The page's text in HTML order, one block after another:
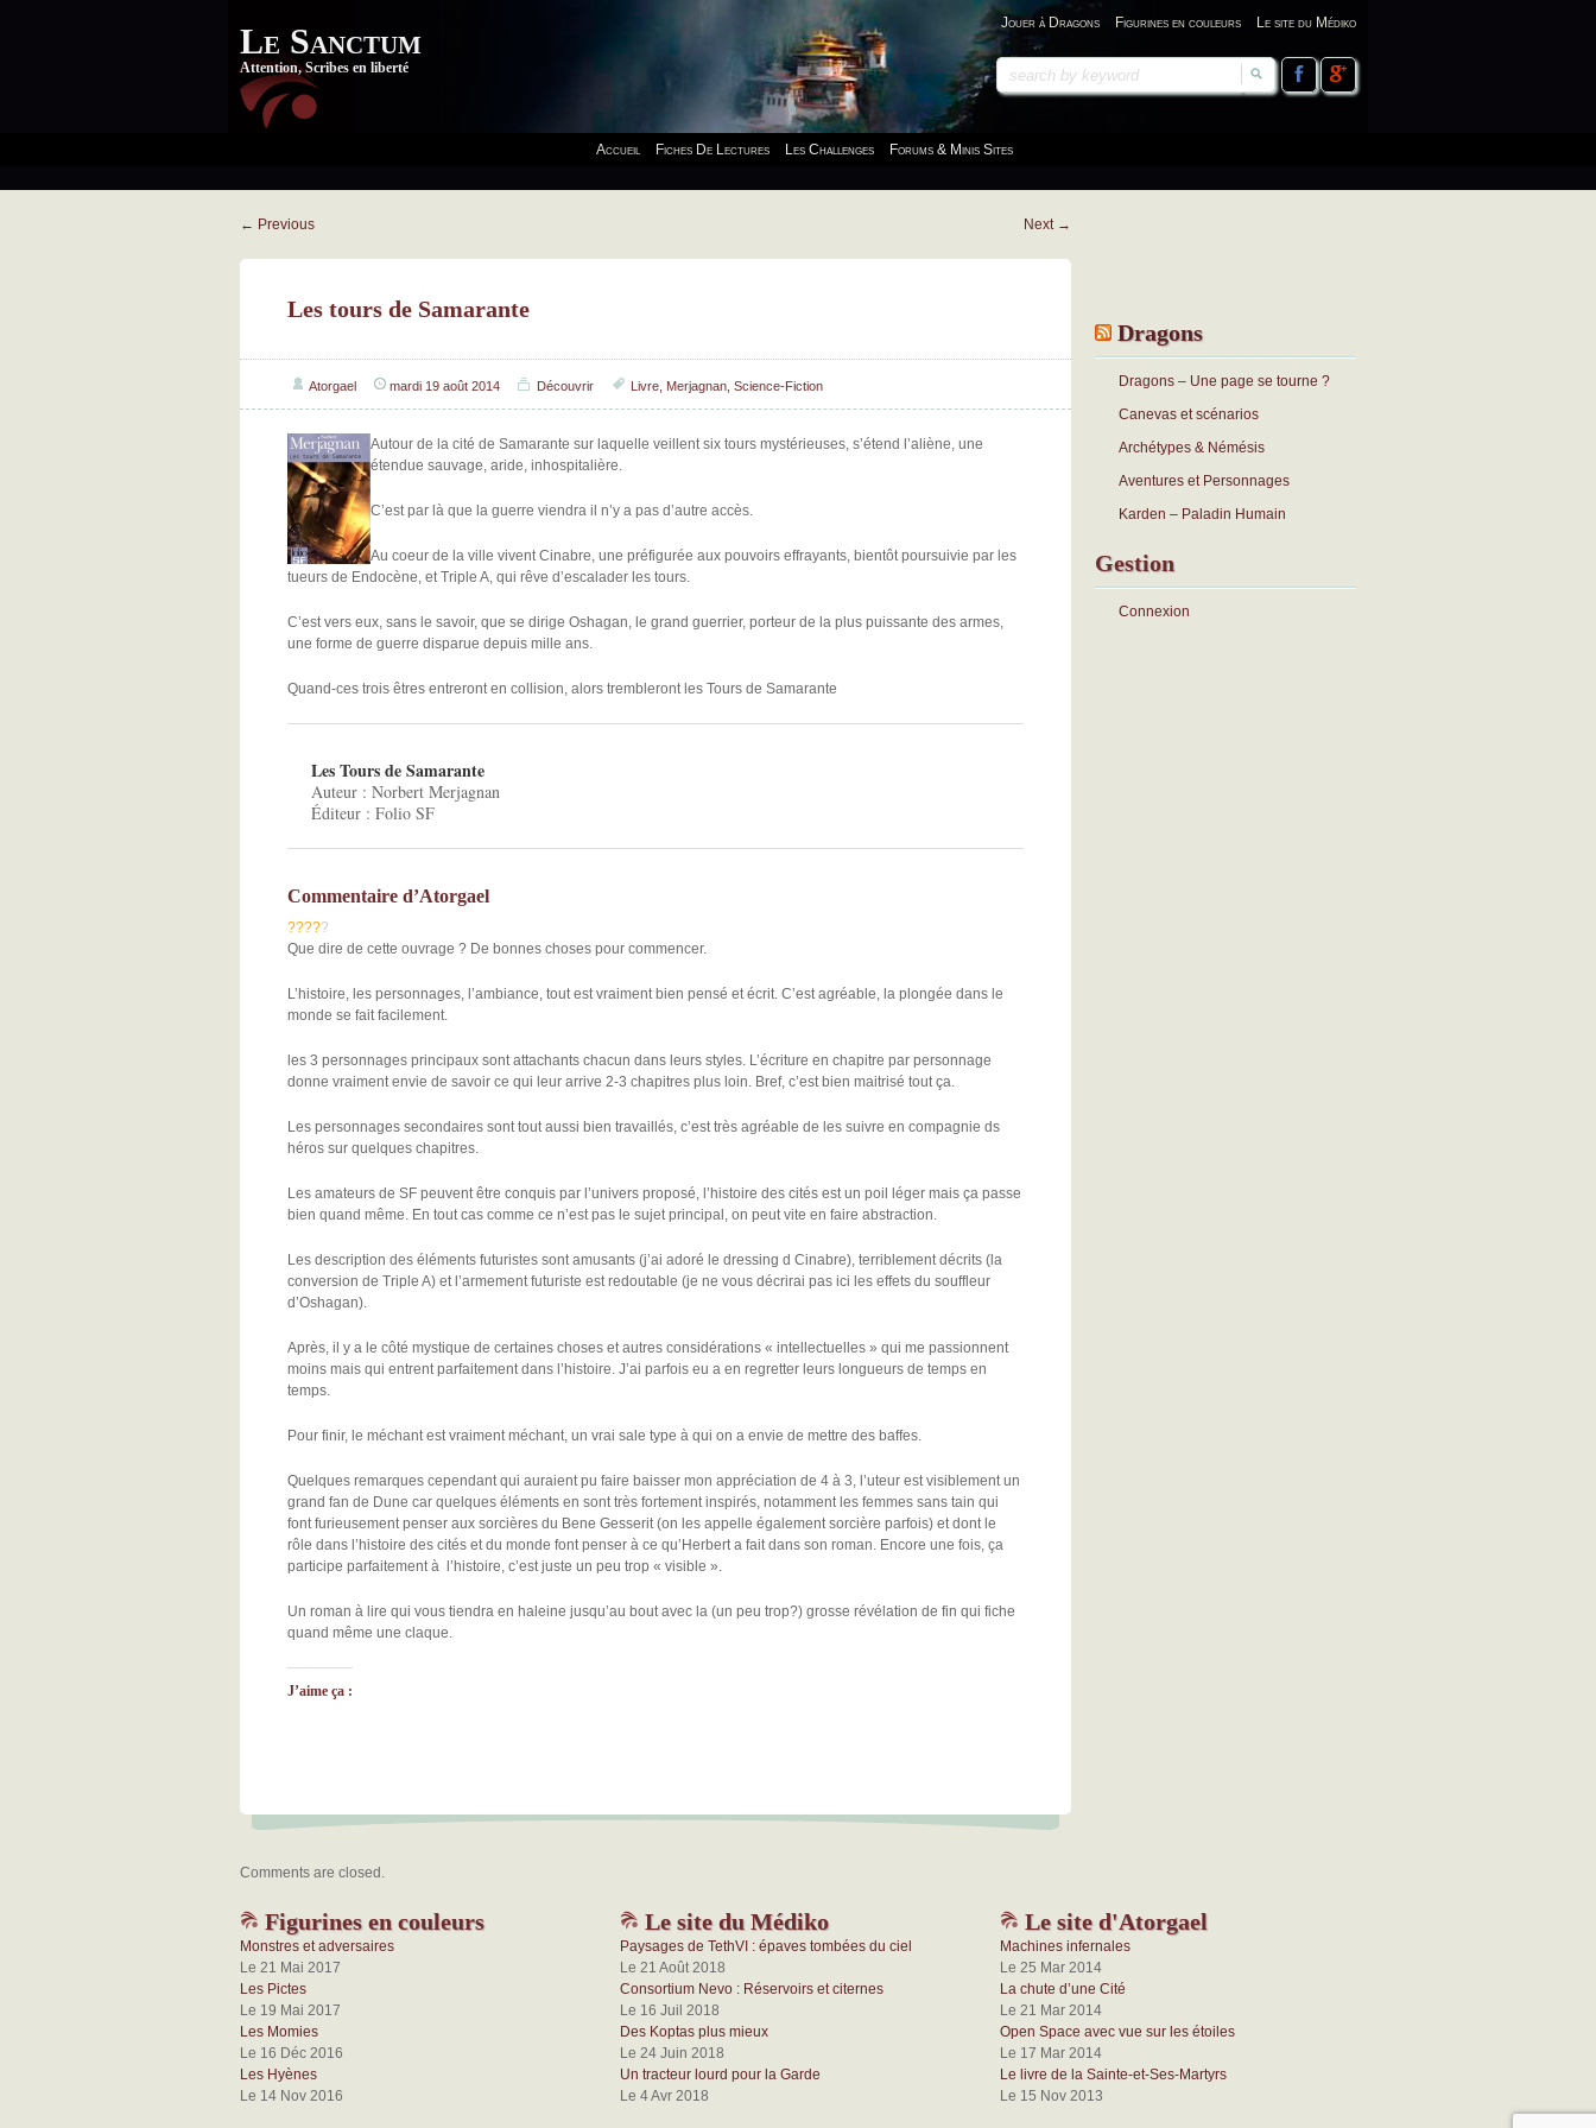
Le Sanctum
Attention, Scribes en liberté
Jouer à Dragons Figurines en couleurs Le site du Médiko
Accueil Fiches De Lectures Les Challenges Forums & Minis Sites
← Previous Next →
Les tours de Samarante
Atorgael mardi 19 août 2014 Découvrir Livre Merjagnan Science-Fiction
Autour de la cité de Samarante sur laquelle veillent six tours mystérieuses, s’étend l’aliène, une
étendue sauvage, aride, inhospitalière.
C’est par là que la guerre viendra il n’y a pas d’autre accès.
Au coeur de la ville vivent Cinabre, une préfigurée aux pouvoirs effrayants, bientôt poursuivie par les
tueurs de Endocène, et Triple A, qui rêve d’escalader les tours.
C’est vers eux, sans le savoir, que se dirige Oshagan, le grand guerrier, porteur de la plus puissante des armes,
une forme de guerre disparue depuis mille ans.
Quand-ces trois êtres entreront en collision, alors trembleront les Tours de Samarante
Les Tours de Samarante
Auteur : Norbert Merjagnan
Éditeur : Folio SF
Commentaire d’Atorgael
?????
Que dire de cette ouvrage ? De bonnes choses pour commencer.
L’histoire, les personnages, l’ambiance, tout est vraiment bien pensé et écrit. C’est agréable, la plongée dans le
monde se fait facilement.
les 3 personnages principaux sont attachants chacun dans leurs styles. L’écriture en chapitre par personnage
donne vraiment envie de savoir ce qui leur arrive 2-3 chapitres plus loin. Bref, c’est bien maitrisé tout ça.
Les personnages secondaires sont tout aussi bien travaillés, c’est très agréable de les suivre en compagnie ds
héros sur quelques chapitres.
Les amateurs de SF peuvent être conquis par l’univers proposé, l’histoire des cités est un poil léger mais ça passe
bien quand même. En tout cas comme ce n’est pas le sujet principal, on peut vite en faire abstraction.
Les description des éléments futuristes sont amusants (j’ai adoré le dressing d Cinabre), terriblement décrits (la
conversion de Triple A) et l’armement futuriste est redoutable (je ne vous décrirai pas ici les effets du souffleur
d’Oshagan).
Après, il y a le côté mystique de certaines choses et autres considérations « intellectuelles » qui me passionnent
moins mais qui entrent parfaitement dans l’histoire. J’ai parfois eu a en regretter leurs longueurs de temps en
temps.
Pour finir, le méchant est vraiment méchant, un vrai sale type à qui on a envie de mettre des baffes.
Quelques remarques cependant qui auraient pu faire baisser mon appréciation de 4 à 3, l’uteur est visiblement un
grand fan de Dune car quelques éléments en sont très fortement inspirés, notamment les femmes sans tain qui
font furieusement penser aux sorcières du Bene Gesserit (on les appelle également sorcière parfois) et dont le
rôle dans l’histoire des cités et du monde font penser à ce qu’Herbert a fait dans son roman. Encore une fois, ça
participe parfaitement à l’histoire, c’est juste un peu trop « visible ».
Un roman à lire qui vous tiendra en haleine jusqu’au bout avec la (un peu trop?) grosse révélation de fin qui fiche
quand même une claque.
J’aime ça :
Comments are closed.
Dragons
Dragons – Une page se tourne ?
Canevas et scénarios
Archétypes & Némésis
Aventures et Personnages
Karden – Paladin Humain
Gestion
Connexion
Figurines en couleurs
Monstres et adversaires
Le 21 Mai 2017
Les Pictes
Le 19 Mai 2017
Les Momies
Le 16 Déc 2016
Les Hyènes
Le 14 Nov 2016
Le site du Médiko
Paysages de TethVI : épaves tombées du ciel
Le 21 Août 2018
Consortium Nevo : Réservoirs et citernes
Le 16 Juil 2018
Des Koptas plus mieux
Le 24 Juin 2018
Un tracteur lourd pour la Garde
Le 4 Avr 2018
Le site d'Atorgael
Machines infernales
Le 25 Mar 2014
La chute d’une Cité
Le 21 Mar 2014
Open Space avec vue sur les étoiles
Le 17 Mar 2014
Le livre de la Sainte-et-Ses-Martyrs
Le 15 Nov 2013